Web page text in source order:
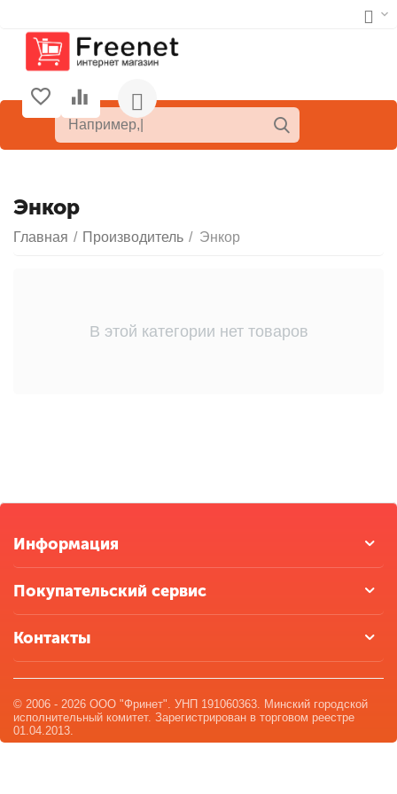
Энкор
Главная / Производитель / Энкор
В этой категории нет товаров
Информация
Покупательский сервис
Контакты
© 2006 - 2026 ООО "Фринет". УНП 191060363. Минский городской
исполнительный комитет. Зарегистрирован в торговом реестре
01.04.2013.